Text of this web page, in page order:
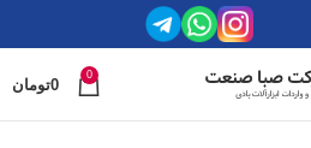
0
0تومان